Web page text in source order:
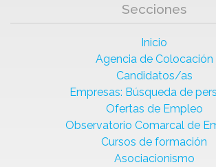
Secciones
Inicio
Agencia de Colocación
Candidatos/as
Empresas: Búsqueda de
Ofertas de Empleo
Observatorio Comarcal de
Cursos de formación
Asociacionismo